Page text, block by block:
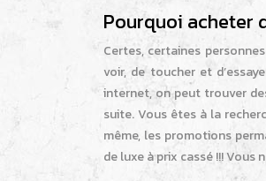
Pourquoi acheter
Certes, certaines
voir, de toucher et
internet, on peut trouver
suite. Vous êtes à la
même, les promotions
de luxe à prix cassé !!!